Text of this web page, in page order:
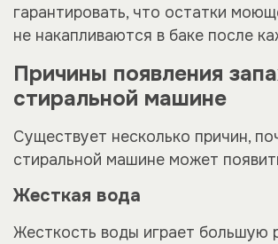
гарантировать, что остатки
не накапливаются в баке после
Причины появления
стиральной машине
Существует несколько причин,
стиральной машине может
Жесткая вода
Жесткость воды играет большую